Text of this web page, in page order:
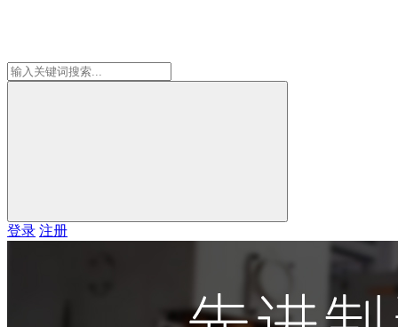
登录 注册